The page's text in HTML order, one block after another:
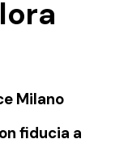
Milano
fiducia a